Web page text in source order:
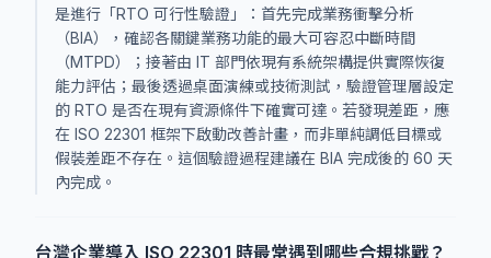
是進行「RTO 可行性驗證」：首先完成業務衝擊分析
（BIA），確認各關鍵業務功能的最大可容忍中斷時間
（MTPD）；接著由 IT 部門依現有系統架構提供實際恢復
能力評估；最後透過桌面演練或技術測試，驗證管理層設定
的 RTO 是否在現有資源條件下確實可達。若發現差距，應
在 ISO 22301 框架下啟動改善計畫，而非單純調低目標或
假裝差距不存在。這個驗證過程建議在 BIA 完成後的 60 天
內完成。
台灣企業導入 ISO 22301 時最常遇到哪些合規挑戰？